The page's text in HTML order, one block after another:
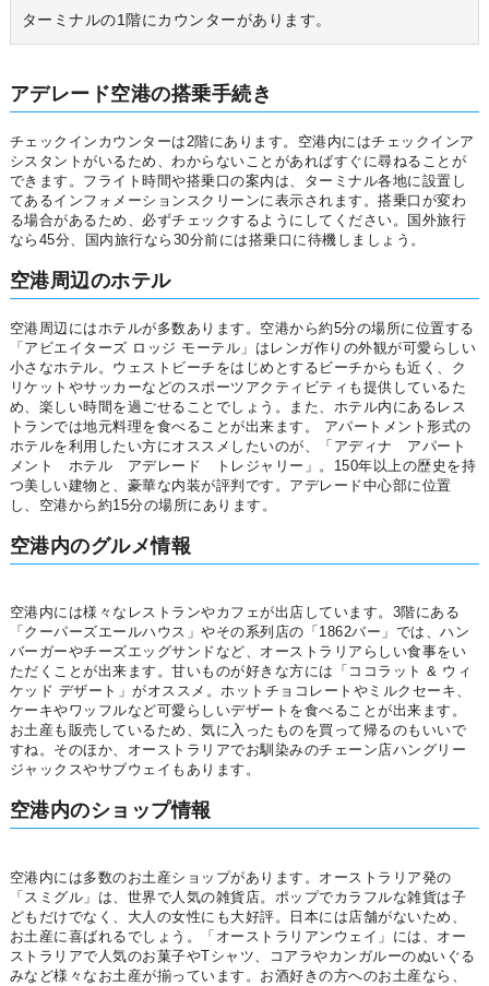
ターミナルの1階にカウンターがあります。
アデレード空港の搭乗手続き
チェックインカウンターは2階にあります。空港内にはチェックインア
シスタントがいるため、わからないことがあればすぐに尋ねることが
できます。フライト時間や搭乗口の案内は、ターミナル各地に設置し
てあるインフォメーションスクリーンに表示されます。搭乗口が変わ
る場合があるため、必ずチェックするようにしてください。国外旅行
なら45分、国内旅行なら30分前には搭乗口に待機しましょう。
空港周辺のホテル
空港周辺にはホテルが多数あります。空港から約5分の場所に位置する
「アビエイターズ ロッジ モーテル」はレンガ作りの外観が可愛らしい
小さなホテル。ウェストビーチをはじめとするビーチからも近く、ク
リケットやサッカーなどのスポーツアクティビティも提供しているた
め、楽しい時間を過ごせることでしょう。また、ホテル内にあるレス
トランでは地元料理を食べることが出来ます。 アパートメント形式の
ホテルを利用したい方にオススメしたいのが、「アディナ アパート
メント ホテル アデレード トレジャリー」。150年以上の歴史を持
つ美しい建物と、豪華な内装が評判です。アデレード中心部に位置
し、空港から約15分の場所にあります。
空港内のグルメ情報
空港内には様々なレストランやカフェが出店しています。3階にある
「クーパーズエールハウス」やその系列店の「1862バー」では、ハン
バーガーやチーズエッグサンドなど、オーストラリアらしい食事をい
ただくことが出来ます。甘いものが好きな方には「ココラット & ウィ
ケッド デザート」がオススメ。ホットチョコレートやミルクセーキ、
ケーキやワッフルなど可愛らしいデザートを食べることが出来ます。
お土産も販売しているため、気に入ったものを買って帰るのもいいで
すね。そのほか、オーストラリアでお馴染みのチェーン店ハングリー
ジャックスやサブウェイもあります。
空港内のショップ情報
空港内には多数のお土産ショップがあります。オーストラリア発の
「スミグル」は、世界で人気の雑貨店。ポップでカラフルな雑貨は子
どもだけでなく、大人の女性にも大好評。日本には店舗がないため、
お土産に喜ばれるでしょう。「オーストラリアンウェイ」には、オー
ストラリアで人気のお菓子やTシャツ、コアラやカンガルーのぬいぐる
みなど様々なお土産が揃っています。お酒好きの方へのお土産なら、